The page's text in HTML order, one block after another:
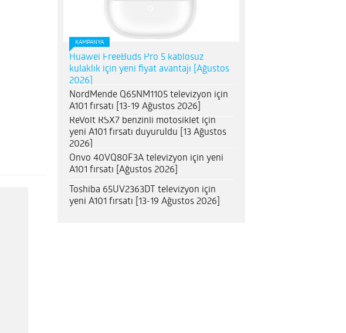
KAMPANYA
Huawei FreeBuds Pro 5 kablosuz
kulaklık için yeni fiyat avantajı [Ağustos
2026]
NordMende Q65NM1105 televizyon için
A101 fırsatı [13-19 Ağustos 2026]
ReVolt RSX7 benzinli motosiklet için
yeni A101 fırsatı duyuruldu [13 Ağustos
2026]
Onvo 40VQ80F3A televizyon için yeni
A101 fırsatı [Ağustos 2026]
Toshiba 65UV2363DT televizyon için
yeni A101 fırsatı [13-19 Ağustos 2026]